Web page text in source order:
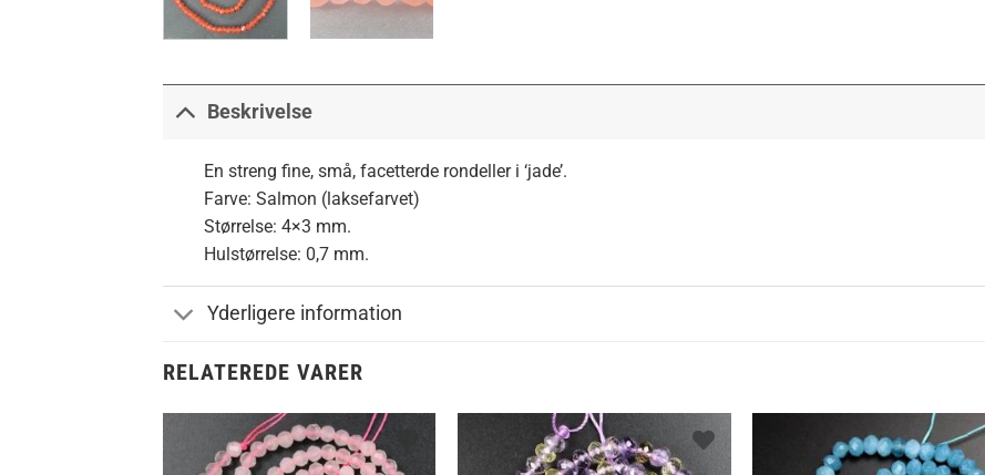
Beskrivelse
En streng fine, små, facetterde rondeller i ‘jade’.
Farve: Salmon (laksefarvet)
Størrelse: 4×3 mm.
Hulstørrelse: 0,7 mm.
Yderligere information
RELATEREDE VARER